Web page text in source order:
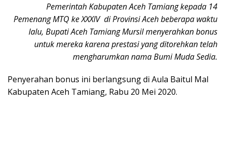
Pemerintah Kabupaten Aceh Tamiang kepada 14
Pemenang MTQ ke XXXIV di Provinsi Aceh beberapa waktu
lalu, Bupati Aceh Tamiang Mursil menyerahkan bonus
untuk mereka karena prestasi yang ditorehkan telah
mengharumkan nama Bumi Muda Sedia.
Penyerahan bonus ini berlangsung di Aula Baitul Mal
Kabupaten Aceh Tamiang, Rabu 20 Mei 2020.